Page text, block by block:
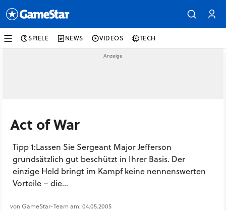
SPIELE NEWS VIDEOS TECH
Act of War
Tipp 1:Lassen Sie Sergeant Major Jefferson
grundsätzlich gut beschützt in Ihrer Basis. Der
einzige Held bringt im Kampf keine nennenswerten
Vorteile – die...
von GameStar-Team am: 04.05.2005